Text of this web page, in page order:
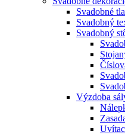
Svadobné
Svadobný
Svadobný
Výzdoba